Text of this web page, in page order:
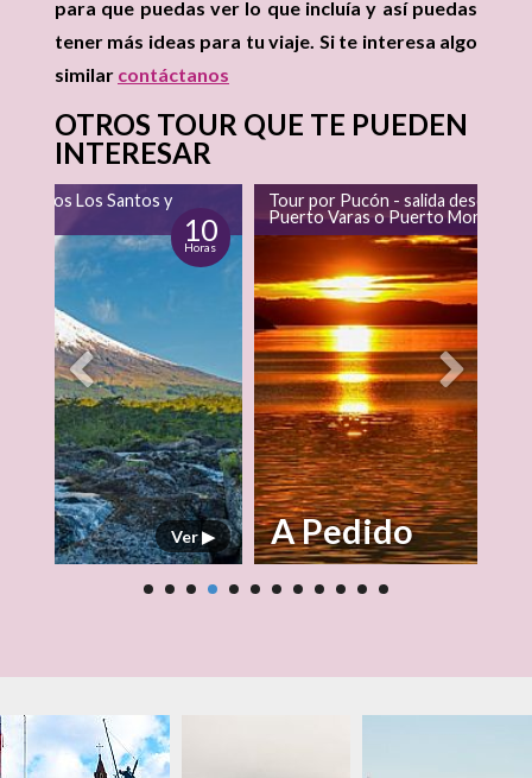
para que puedas ver lo que incluía y así puedas
tener más ideas para tu viaje. Si te interesa algo
similar contáctanos
OTROS TOUR QUE TE PUEDEN
INTERESAR
Todos Los Santos y
10
Horas
Ver ▶
Tour por Pucón - salida desde
Puerto Varas o Puerto Montt
A Pedido